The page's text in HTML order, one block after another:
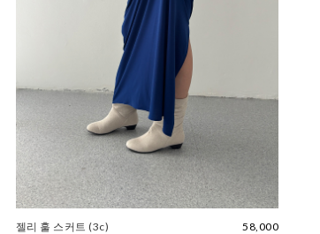
젤리 훌 스커트 (3c)
58,000